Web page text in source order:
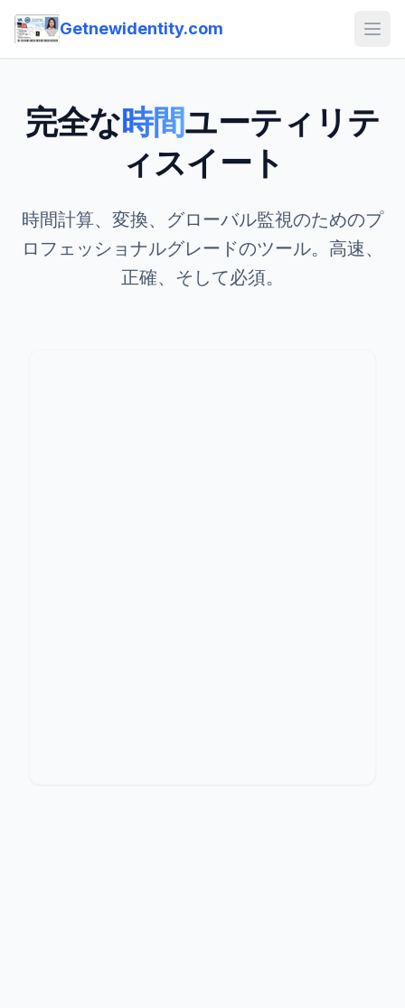
Getnewidentity.com
完全な時間ユーティリテ
ィスイート
時間計算、変換、グローバル監視のためのプ
ロフェッショナルグレードのツール。高速、
正確、そして必須。